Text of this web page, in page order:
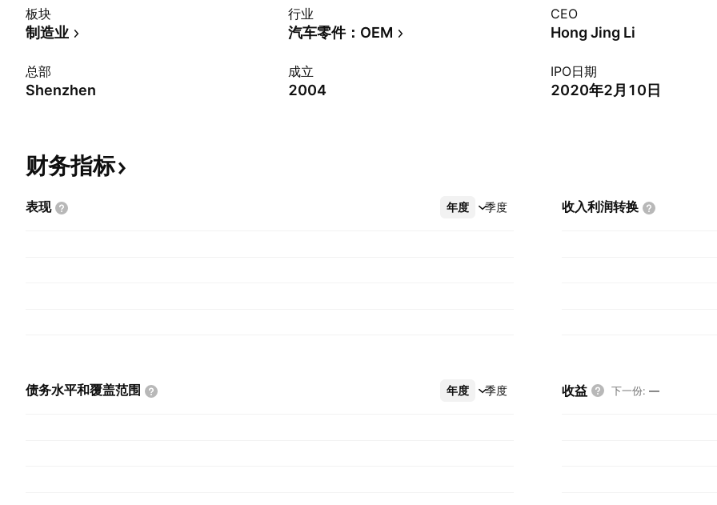
板块
制造业
行业
汽车零件：OEM
CEO
Hong Jing Li
总部
Shenzhen
成立
2004
IPO日期
2020年2月10日
财务指标
表现 年度 季度
更多 收入利润转换
债务水平和覆盖范围 年度 季度
更多 收益 下一份: —